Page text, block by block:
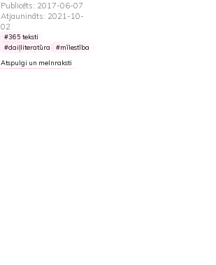
Publicēts: 2017-06-07
Atjaunināts: 2021-10-
02
365 teksti
daiļliteratūra
mīlestība
Atspulgi un melnraksti